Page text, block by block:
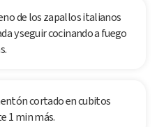
de los zapallos italianos
y seguir cocinando a fuego
cortado en cubitos
1 min más.